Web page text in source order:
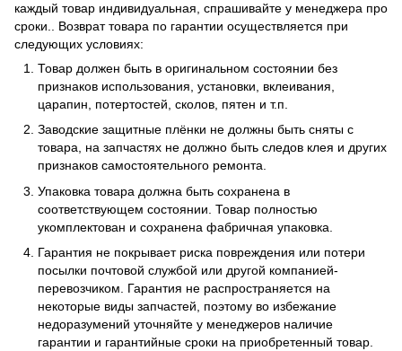
каждый товар индивидуальная, спрашивайте у менеджера про
сроки.. Возврат товара по гарантии осуществляется при
следующих условиях:
Товар должен быть в оригинальном состоянии без
признаков использования, установки, вклеивания,
царапин, потертостей, сколов, пятен и т.п.
Заводские защитные плёнки не должны быть сняты с
товара, на запчастях не должно быть следов клея и других
признаков самостоятельного ремонта.
Упаковка товара должна быть сохранена в
соответствующем состоянии. Товар полностью
укомплектован и сохранена фабричная упаковка.
Гарантия не покрывает риска повреждения или потери
посылки почтовой службой или другой компанией-
перевозчиком. Гарантия не распространяется на
некоторые виды запчастей, поэтому во избежание
недоразумений уточняйте у менеджеров наличие
гарантии и гарантийные сроки на приобретенный товар.